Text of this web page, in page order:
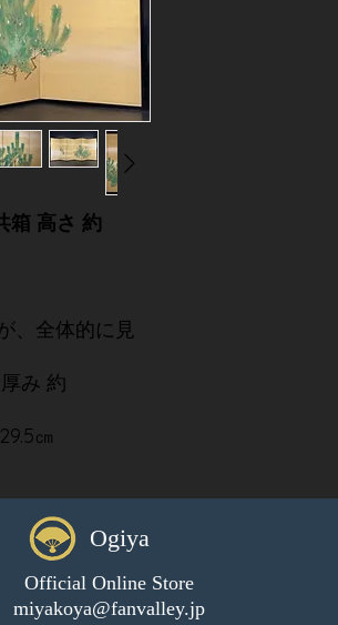
箱 高さ 約
、全体的に見
み 約
㎝
Official Online Store
Ogiya
miyakoya@fanvalley.jp